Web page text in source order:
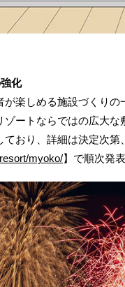
化
楽しめる施設づくりの
ートならではの広大
おり、詳細は決定次第
myoko/】で順次発